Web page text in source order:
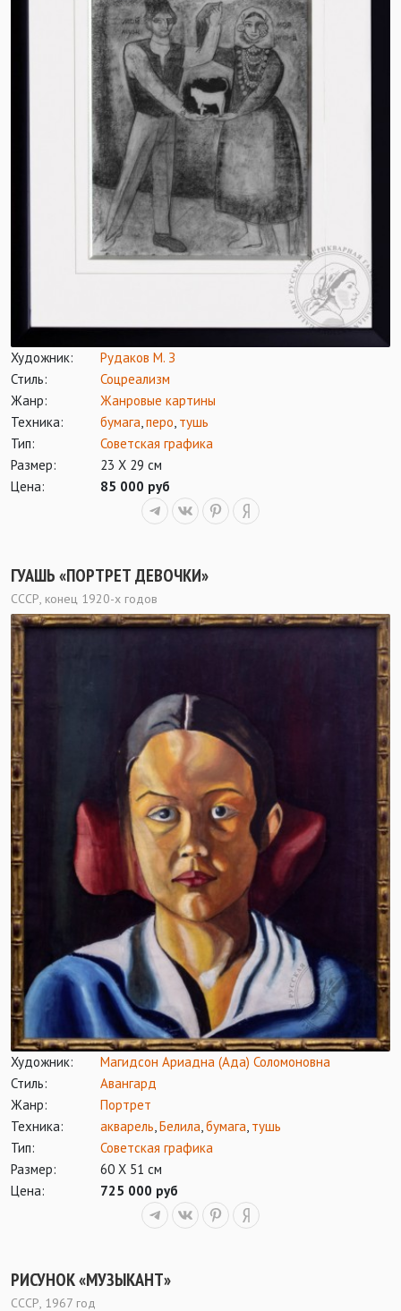
Художник:
Рудаков М. З
Стиль:
Соцреализм
Жанр:
Жанровые картины
Техника:
бумага,перо, тушь
Тип:
Советская графика
Размер:
23 Х 29 см
Цена:
85 000 руб
ГУАШЬ «ПОРТРЕТ ДЕВОЧКИ»
СССР, конец 1920-х годов
Художник:
Магидсон Ариадна (Ада) Соломоновна
Стиль:
Авангард
Жанр:
Портрет
Техника:
акварель Белила бумага тушь
Тип:
Советская графика
Размер:
60 Х 51 см
Цена:
725 000 руб
РИСУНОК «МУЗЫКАНТ»
СССР, 1967 год